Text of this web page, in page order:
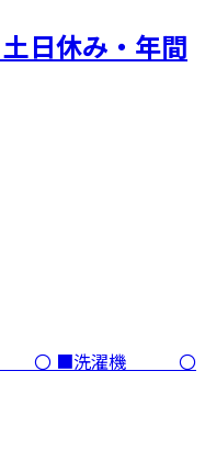
日休み・年間
庫 〇 ■洗濯機 〇